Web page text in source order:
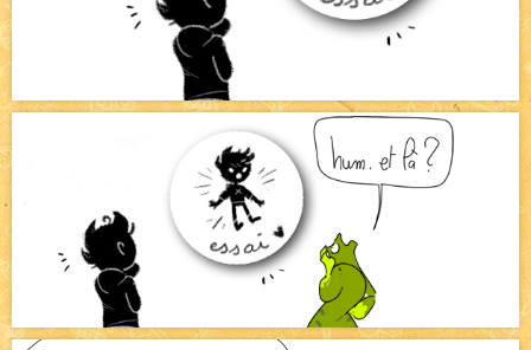
Bienvenue aux nouvell.eaux !
Bazar
Beyond the cliff (suite) NEW
On retape les miniatures de l'accueil